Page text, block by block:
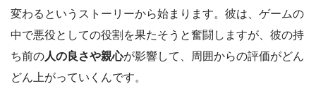
変わるというストーリーから始まります。彼は、ゲームの
中で悪役としての役割を果たそうと奮闘しますが、彼の持
ち前の人の良さや親心が影響して、周囲からの評価がどん
どん上がっていくんです。